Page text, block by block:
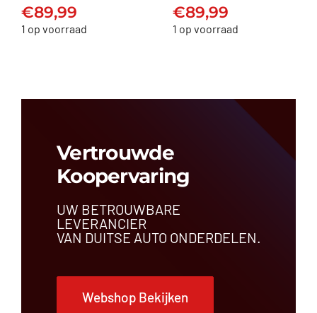
€89,99
€89,99
1 op voorraad
€89,99
€89,99
1 op voorraad
Vertrouwde
Koopervaring
UW BETROUWBARE
LEVERANCIER
VAN DUITSE AUTO ONDERDELEN.
Webshop Bekijken